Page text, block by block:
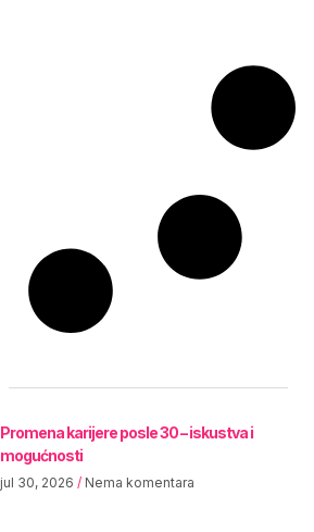
Promena karijere posle 30 – iskustva i
mogućnosti
jul 30, 2026 Nema komentara